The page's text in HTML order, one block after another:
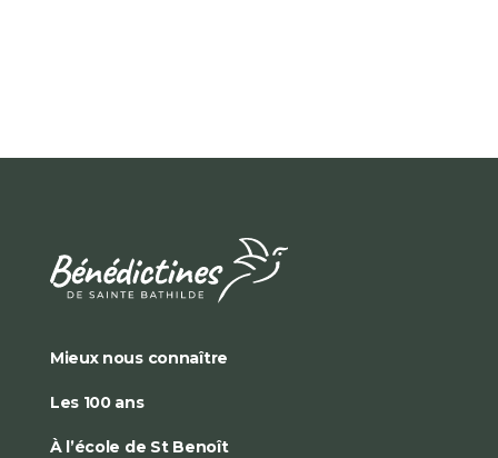
Mieux nous connaître
Les 100 ans
À l’école de St Benoît